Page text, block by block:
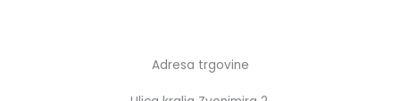
Adresa trgovine